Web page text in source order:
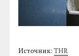
Источник:THR